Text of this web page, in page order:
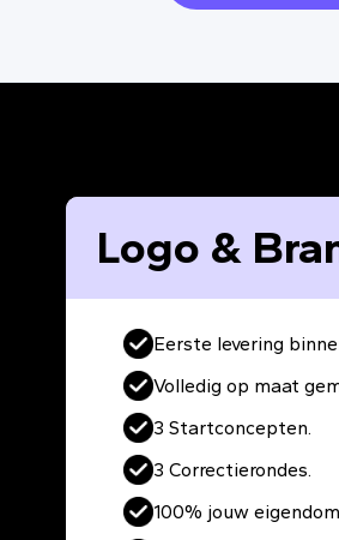
Logo &
Eerste levering
Volledig op maat
3 Startconcepten.
3 Correctierondes.
100% jouw